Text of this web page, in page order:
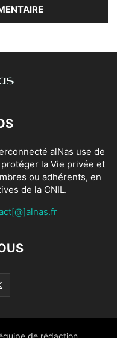
alNas use de
la Vie privée et
ou adhérents, en
de la CNIL.